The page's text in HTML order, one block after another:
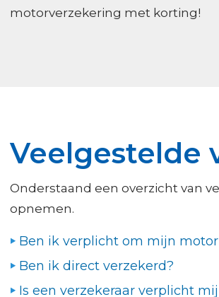
motorverzekering met korting!
Veelgestelde
Onderstaand een overzicht van
opnemen.
Ben ik verplicht om mijn
Ben ik direct verzekerd?
Is een verzekeraar verplicht